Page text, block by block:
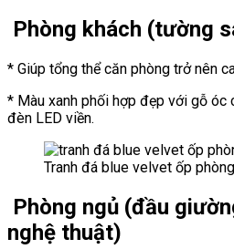
Phòng khách (tường
* Giúp tổng thể căn phòng trở nên
* Màu xanh phối hợp đẹp với gỗ óc
đèn LED viền.
Tranh đá blue velvet ốp
Phòng ngủ (đầu
nghệ thuật)